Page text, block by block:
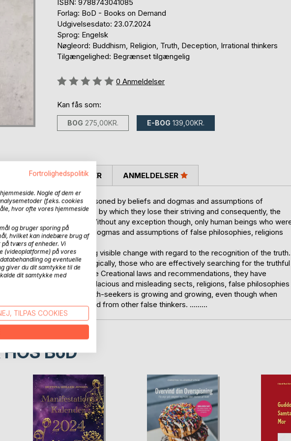
ISBN: 9788743041085
Forlag: BoD - Books on Demand
Udgivelsesdato: 23.07.2024
Sprog: Engelsk
Nøgleord: Buddhism, Religion, Truth, Deception, Irrational thinkers
Tilgængelighed: Begrænset tilgængelig
Anmeldelse::
0 Anmeldelser
Kan fås som:
BOG 275,00KR. E-BOG 139,00KR.
been lulled into and imprisoned by beliefs and dogmas and assumptions of
and other world-views, by which they lose their striving and consequently, the
and the evolving. Without any exception though, only human beings who
and fall for a belief and dogmas and assumptions of false philosophies, religions
modern times as well bring visible change with regard to the recognition of the truth.
ones attempting to think logically, those who are effectively searching for the truthful
and follow the Creational laws and recommendations, they have
despite of all mendacious and misleading sects, religions, false philosophies
The number of truthly truth-seekers is growing and growing, even though when
sects of all hues and from other false thinkers. ………
PRESSEN SKRIVER ANMELDELSER
HOSBoD
Fortrolighedspolitik
Nogle af dem er
(f.eks. cookies
hvor ofte vores hjemmeside
og bruger sporing på
hvilket kan indebære brug af
tværs af enheder. Vi
(videoplatforme) på vores
og eventuelle
giver du dit samtykke til de
dit samtykke med
TILPAS COOKIES